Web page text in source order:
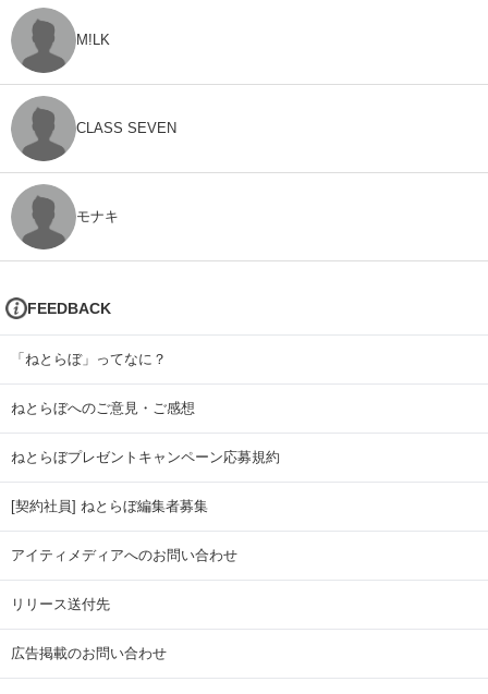
M!LK
CLASS SEVEN
モナキ
FEEDBACK
「ねとらぼ」ってなに？
ねとらぼへのご意見・ご感想
ねとらぼプレゼントキャンペーン応募規約
[契約社員] ねとらぼ編集者募集
アイティメディアへのお問い合わせ
リリース送付先
広告掲載のお問い合わせ